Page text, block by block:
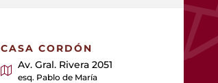
CASA CORDÓN
Av. Gral. Rivera 2051
esq. Pablo de María